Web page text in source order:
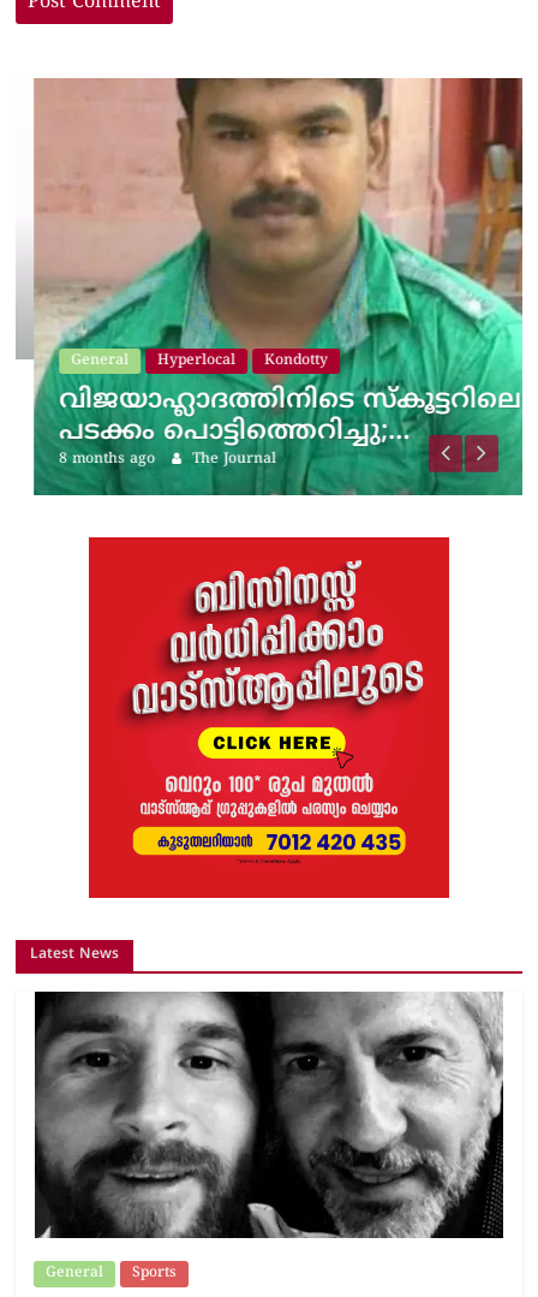
General Hyperlocal Kondotty
വിജയാഹ്ലാദത്തിനിടെ സ്കൂട്ടറിലെ
പടക്കം പൊട്ടിത്തെറിച്ചു;…
8 months ago The Journal
Latest News
General Sports